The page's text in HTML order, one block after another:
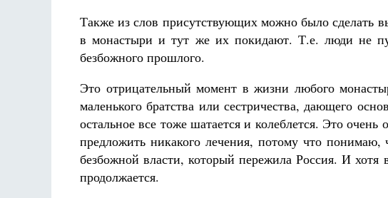
Также из слов присутствующих можно было сделать
в монастыри и тут же их покидают. Т.е. люди не
безбожного прошлого.
Это отрицательный момент в жизни любого
маленького братства или сестричества, дающего
остальное все тоже шатается и колеблется. Это
предложить никакого лечения, потому что понимаю,
безбожной власти, который пережила Россия. И
продолжается.